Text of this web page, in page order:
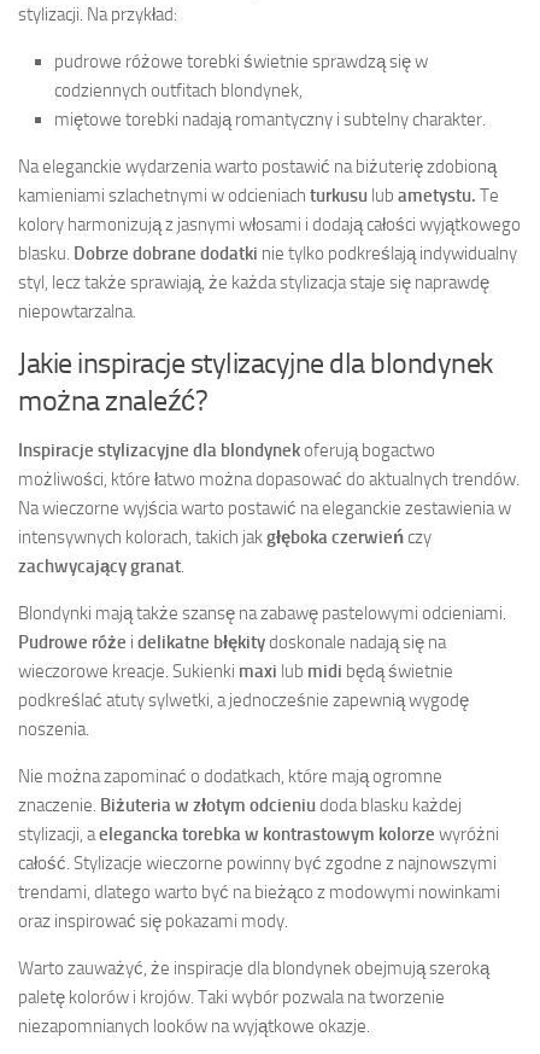
stylizacji. Na przykład:
pudrowe różowe torebki świetnie sprawdzą się w
codziennych outfitach blondynek,
miętowe torebki nadają romantyczny i subtelny charakter.
Na eleganckie wydarzenia warto postawić na biżuterię zdobioną
kamieniami szlachetnymi w odcieniach turkusu lub ametystu. Te
kolory harmonizują z jasnymi włosami i dodają całości wyjątkowego
blasku. Dobrze dobrane dodatki nie tylko podkreślają indywidualny
styl, lecz także sprawiają, że każda stylizacja staje się naprawdę
niepowtarzalna.
Jakie inspiracje stylizacyjne dla blondynek
można znaleźć?
Inspiracje stylizacyjne dla blondynekoferują bogactwo
możliwości, które łatwo można dopasować do aktualnych trendów.
Na wieczorne wyjścia warto postawić na eleganckie zestawienia w
intensywnych kolorach, takich jakgłęboka czerwieńczy
zachwycający granat.
Blondynki mają także szansę na zabawę pastelowymi odcieniami.
Pudrowe róże i delikatne błękitydoskonale nadają się na
wieczorowe kreacje. Sukienki maxi lub midi będą świetnie
podkreślać atuty sylwetki, a jednocześnie zapewnią wygodę
noszenia.
Nie można zapominać o dodatkach, które mają ogromne
znaczenie. Biżuteria w złotym odcieniudoda blasku każdej
stylizacji, aelegancka torebka w kontrastowym kolorze wyróżni
całość. Stylizacje wieczorne powinny być zgodne z najnowszymi
trendami, dlatego warto być na bieżąco z modowymi nowinkami
oraz inspirować się pokazami mody.
Warto zauważyć, że inspiracje dla blondynek obejmują szeroką
paletę kolorów i krojów. Taki wybór pozwala na tworzenie
niezapomnianych looków na wyjątkowe okazje.